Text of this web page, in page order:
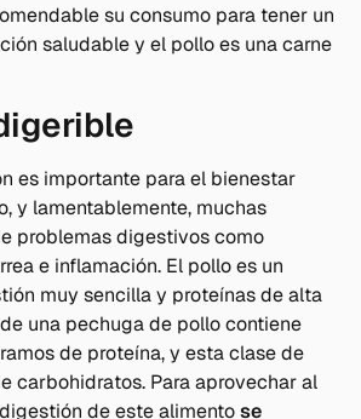
su consumo para tener un
saludable y el pollo es una carne
es importante para el bienestar
y lamentablemente, muchas
problemas digestivos como
e inflamación. El pollo es un
muy sencilla y proteínas de alta
una pechuga de pollo contiene
de proteína, y esta clase de
carbohidratos. Para aprovechar al
de este alimentose